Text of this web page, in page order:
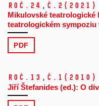
Roč.24, č.2 (2021)
Mikulovské teatrologické
teatrologickém sympoziu
PDF
Roč.13, č.1 (2010)
Jiří Štefanides (ed.): O